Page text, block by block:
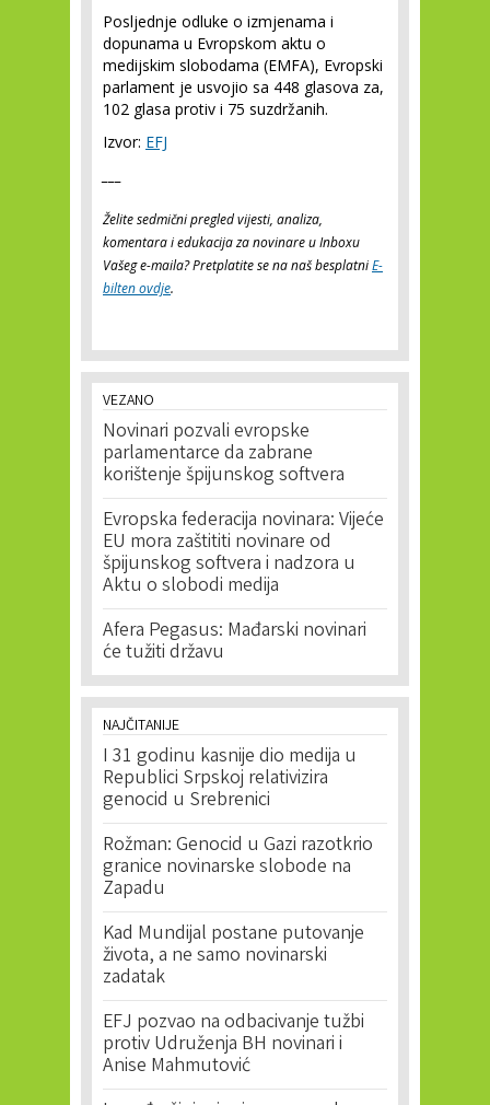
Posljednje odluke o izmjenama i
dopunama u Evropskom aktu o
medijskim slobodama (EMFA), Evropski
parlament je usvojio sa 448 glasova za,
102 glasa protiv i 75 suzdržanih.
Izvor: EFJ
Želite sedmični pregled vijesti, analiza,
komentara i edukacija za novinare u Inboxu
Vašeg e-maila? Pretplatite se na naš besplatniE-
bilten ovdje.
VEZANO
Novinari pozvali evropske
parlamentarce da zabrane
korištenje špijunskog softvera
Evropska federacija novinara: Vijeće
EU mora zaštititi novinare od
špijunskog softvera i nadzora u
Aktu o slobodi medija
Afera Pegasus: Mađarski novinari
će tužiti državu
NAJČITANIJE
I 31 godinu kasnije dio medija u
Republici Srpskoj relativizira
genocid u Srebrenici
Rožman: Genocid u Gazi razotkrio
granice novinarske slobode na
Zapadu
Kad Mundijal postane putovanje
života, a ne samo novinarski
zadatak
EFJ pozvao na odbacivanje tužbi
protiv Udruženja BH novinari i
Anise Mahmutović